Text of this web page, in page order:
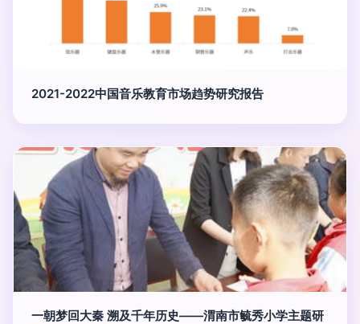
2021-2022中国音乐教育市场趋势研究报告
一朝梦回大秦 溯及千年历史——渭南市毓秀小学主题研